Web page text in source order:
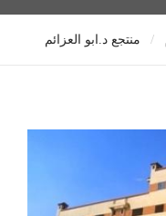
/ منتجع د.ابو العزائم